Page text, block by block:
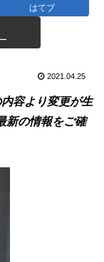
はてブ
2021.04.25
容より変更が生
新の情報をご確